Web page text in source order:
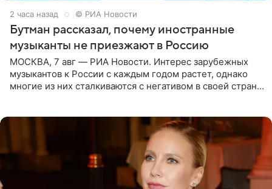
2 часа назад © РИА Новости
Бутман рассказал, почему иностранные
музыканты не приезжают в Россию
МОСКВА, 7 авг — РИА Новости. Интерес зарубежных
музыкантов к России с каждым годом растет, однако
многие из них сталкиваются с негативом в своей стране